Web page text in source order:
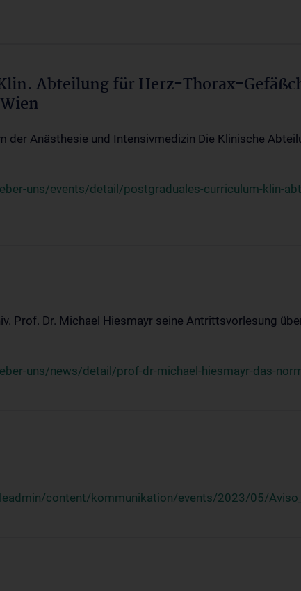
Abteilung für Herz-Thorax-
der Anästhesie und Intensivmedizin Die Klinische
uns/events/detail/postgraduales-curriculum-klin-
Prof. Dr. Michael Hiesmayr seine Antrittsvorlesung
uns/news/detail/prof-dr-michael-hiesmayr-das-
content/kommunikation/events/2023/05/